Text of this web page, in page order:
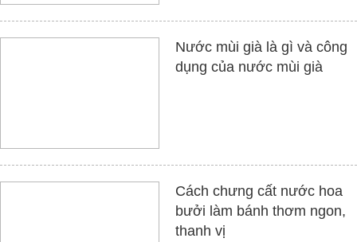
Nước mùi già là gì và công
dụng của nước mùi già
Cách chưng cất nước hoa
bưởi làm bánh thơm ngon,
thanh vị